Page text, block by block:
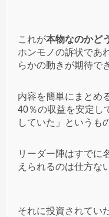
匿名 プラ
PGAは続々と逮捕
ゴリゴリに勧誘し
;∀;)
匿名 プラ
PGAはかなり分か
これが本物なのかど
ホンモノの訴状であ
らかの動きが期待で
内容を簡単にまとめ
40％の収益を安定し
していた」というも
リーダー陣はすでに
えられるのは仕方な
それに投資されてい